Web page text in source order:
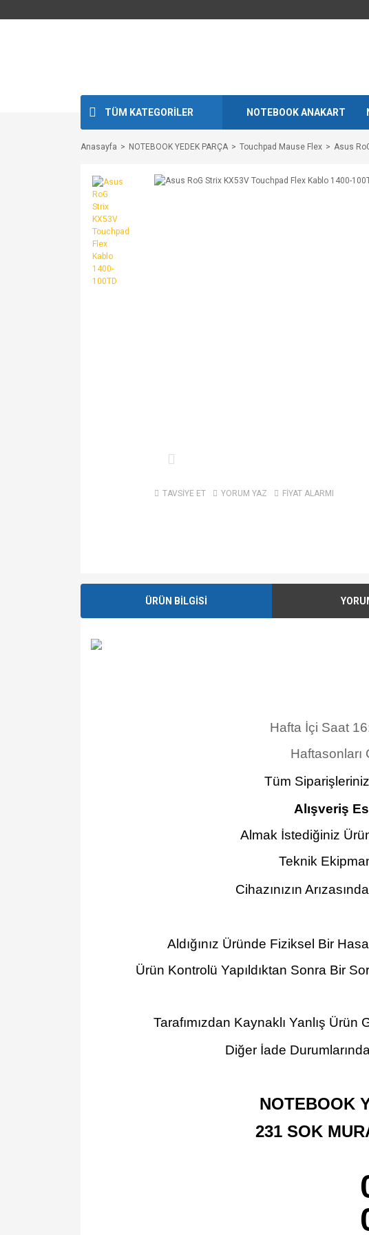
TÜM KATEGORİLER NOTEBOOK ANAKART
Anasayfa NOTEBOOK YEDEK PARÇA Touchpad Mause Flex Asus
TAVSİYE ET YORUM YAZ FİYAT ALARMI
ÜRÜN BİLGİSİ
Hafta İçi Saat
Haftasonları
Tüm
Alışveriş
Almak İstediğiniz
Teknik
Cihazınızın
Aldığınız Üründe Fiziksel Bir
Ürün Kontrolü Yapıldıktan Sonra Bir
Tarafımızdan Kaynaklı Yanlış
Diğer İade
NOTEBOOK
231 SOK